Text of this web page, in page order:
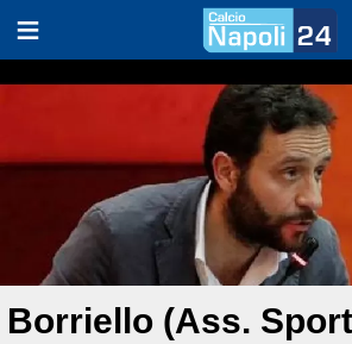
Borriello (Ass.